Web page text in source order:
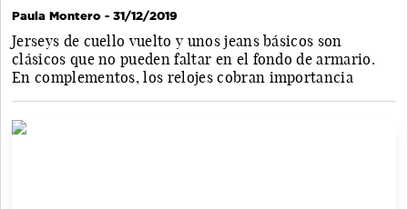
Paula Montero - 31/12/2019
Jerseys de cuello vuelto y unos jeans básicos son
clásicos que no pueden faltar en el fondo de armario.
En complementos, los relojes cobran importancia